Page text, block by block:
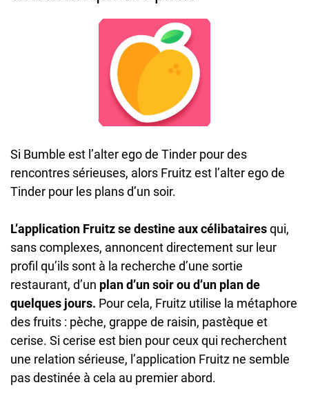
Si Bumble est l’alter ego de Tinder pour des
rencontres sérieuses, alors Fruitz est l’alter ego de
Tinder pour les plans d’un soir.
L’application Fruitz se destine aux célibatairesqui,
sans complexes, annoncent directement sur leur
profil qu’ils sont à la recherche d’une sortie
restaurant, d’un plan d’un soir ou d’un plan de
quelques jours. Pour cela, Fruitz utilise la métaphore
des fruits : pèche, grappe de raisin, pastèque et
cerise. Si cerise est bien pour ceux qui recherchent
une relation sérieuse, l’application Fruitz ne semble
pas destinée à cela au premier abord.